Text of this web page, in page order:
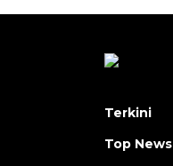
Terkini
Top News